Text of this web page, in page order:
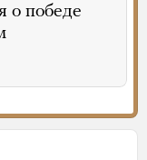
о победе